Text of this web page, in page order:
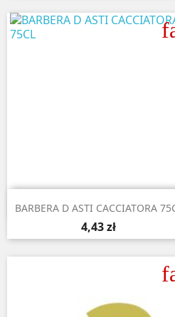
 Aperçu rapide
BARBERA D ASTI CACCIATORA
4,43 zł